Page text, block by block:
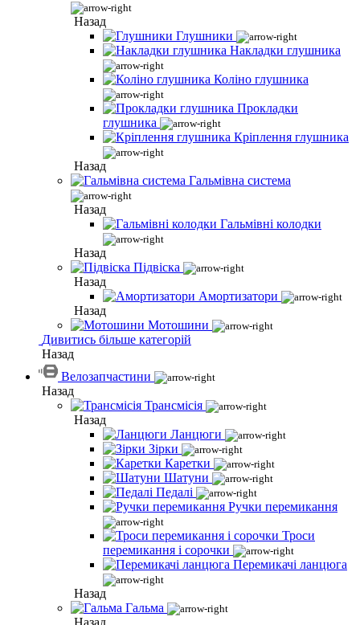
Назад
Глушники
Накладки глушника
Коліно глушника
Прокладки
глушника
Кріплення глушника
Назад
Гальмівна система
Назад
Гальмівні колодки
Назад
Підвіска
Назад
Амортизатори
Назад
Мотошини
Дивитись більше категорій
Назад
Велозапчастини
Назад
Трансмісія
Назад
Ланцюги
Зірки
Каретки
Шатуни
Педалі
Ручки перемикання
Троси
перемикання і сорочки
Перемикачі ланцюга
Назад
Гальма
Назад